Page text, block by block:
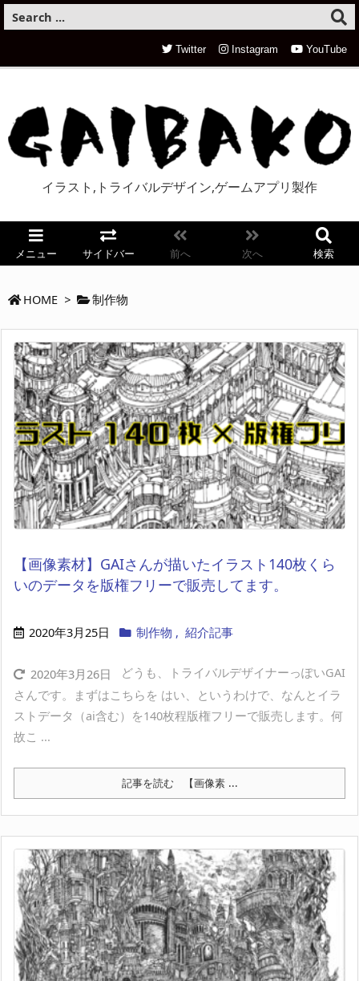
イラスト,トライバルデザイン,ゲームアプリ製作
メニュー サイドバー 前へ 次へ 検索
Twitter Instagram YouTube
HOME > 制作物
【画像素材】GAIさんが描いたイラスト140枚くら
いのデータを版権フリーで販売してます。
2020年3月25日 制作物 , 紹介記事
2020年3月26日
どうも、トライバルデザイナーっぽいGAI
さんです。まずはこちらを はい、というわけで、なんとイラ
ストデータ（ai含む）を140枚程版権フリーで販売します。何
故こ ...
記事を読む 【画像素 ...